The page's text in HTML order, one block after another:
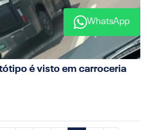
é visto em carroceria
WhatsApp